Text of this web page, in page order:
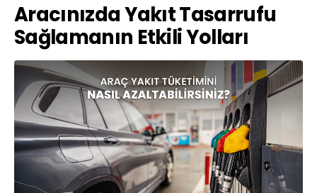
Aracınızda Yakıt Tasarrufu
Sağlamanın Etkili Yolları